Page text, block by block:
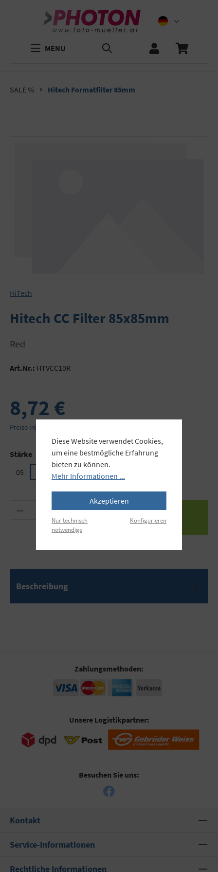
MENU
SALE % Hitech Formatfilter 85mm
HiTech
Hitech CC Filter 85x85mm
Red
Art.Nr.: HTVCC10R
8,72 €
Preise inkl. MwSt. zzgl. Versandkosten
Stärkeauswählen
05
15 025
Produkt Anzahl: Gib den gewünschten Wert
Beschreibung
Zahlungsmethoden:
Unsere Logistikpartner:
Besuchen Sie uns:
Kontakt
Service-Informationen
Rechtliche Informationen
Diese Website verwendet Cookies,
um eine bestmögliche Erfahrung
bieten zu können.
Mehr Informationen ...
Akzeptieren
Nur technisch
notwendige
Konfigurieren